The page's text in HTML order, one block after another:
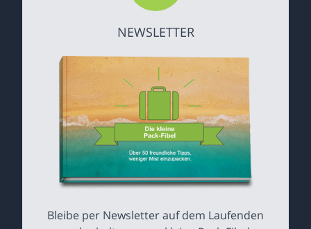
NEWSLETTER
Bleibe per Newsletter auf dem Laufenden